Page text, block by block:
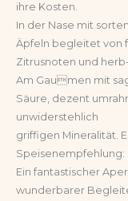
ihre Kosten.
In der Nase mit
Äpfeln begleitet von
Zitrusnoten und
Am Gaumen mit
Säure, dezent
unwiderstehlich
griffigen Mineralität.
Speisenempfehlung:
Ein fantastischer
wunderbarer